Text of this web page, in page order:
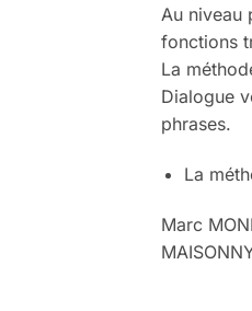
Au niveau
fonctions
La
Dialogue
phrases.
La
Marc